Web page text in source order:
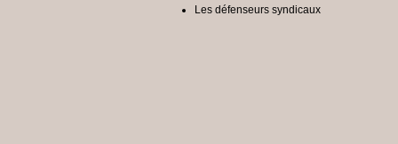
Les défenseurs syndicaux